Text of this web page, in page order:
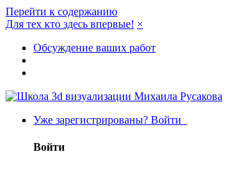
Перейти к содержанию
Для тех кто здесь впервые! ×
Обсуждение ваших работ
Уже зарегистрированы? Войти
Войти